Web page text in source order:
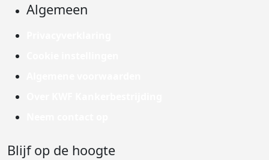
Algemeen
Blijf op de hoogte